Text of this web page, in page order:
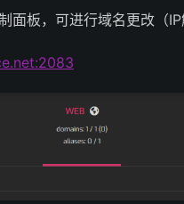
面板，可进行域名更改（